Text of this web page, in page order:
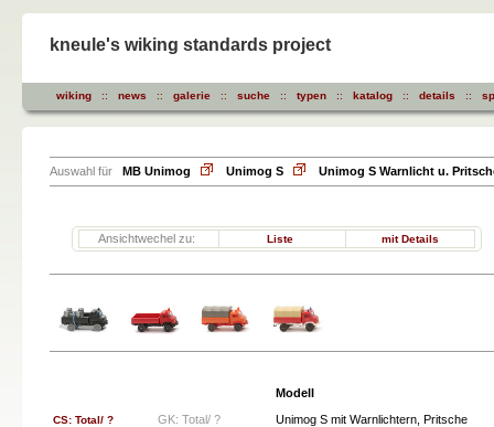
kneule's wiking standards project
wiking :: news :: galerie :: suche :: typen :: katalog :: details ::
Auswahl für MB Unimog Unimog S Unimog S Warnlicht u.
Ansichtwechel zu: Liste mit Details
Modell
CS: Total/ ? GK: Total/ ? Unimog S mit Warnlichtern, Pritsche